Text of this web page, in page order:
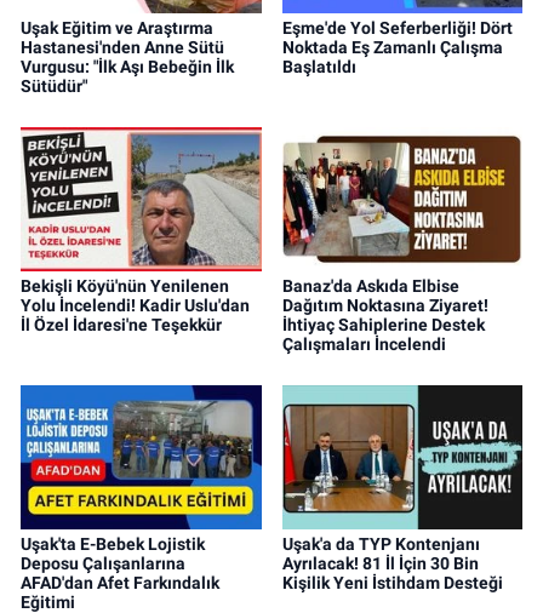
Uşak Eğitim ve Araştırma
Hastanesi'nden Anne Sütü
Vurgusu: "İlk Aşı Bebeğin İlk
Sütüdür"
Eşme'de Yol Seferberliği! Dört
Noktada Eş Zamanlı Çalışma
Başlatıldı
Bekişli Köyü'nün Yenilenen
Yolu İncelendi! Kadir Uslu'dan
İl Özel İdaresi'ne Teşekkür
Banaz'da Askıda Elbise
Dağıtım Noktasına Ziyaret!
İhtiyaç Sahiplerine Destek
Çalışmaları İncelendi
Uşak'ta E-Bebek Lojistik
Deposu Çalışanlarına
AFAD'dan Afet Farkındalık
Eğitimi
Uşak'a da TYP Kontenjanı
Ayrılacak! 81 İl İçin 30 Bin
Kişilik Yeni İstihdam Desteği